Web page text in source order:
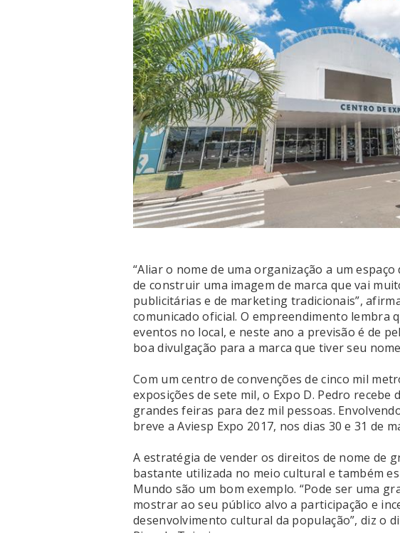
“Aliar o nome de uma organização a um
de construir uma imagem de marca que vai
publicitárias e de marketing tradicionais”,
comunicado oficial. O empreendimento lembra
eventos no local, e neste ano a previsão é de
boa divulgação para a marca que tiver seu
Com um centro de convenções de cinco mil
exposições de sete mil, o Expo D. Pedro recebe
grandes feiras para dez mil pessoas.
breve a Aviesp Expo 2017, nos dias 30 e 31 de
A estratégia de vender os direitos de nome de
bastante utilizada no meio cultural e também
Mundo são um bom exemplo. “Pode ser uma
mostrar ao seu público alvo a participação e
desenvolvimento cultural da população”, diz o